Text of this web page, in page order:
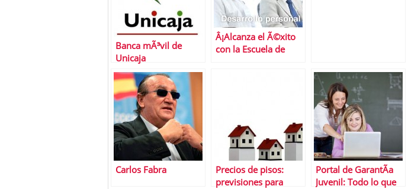
Banca mÃ³vil de
Unicaja
Â¡Alcanza el Ã©xito
con la Escuela de
Carlos Fabra
Precios de pisos:
previsiones para
Portal de GarantÃ­a
Juvenil: Todo lo que